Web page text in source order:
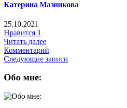
Катерина Мазникова
25.10.2021
Нравится 1
Читать далее
Комментарий
Следующие записи
Обо мне: